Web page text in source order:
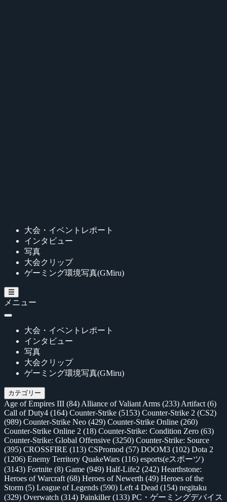
大会・イベントレポート
インタビュー
写真
大会クリップ
ゲーミング環境写真(GMiru)
メニュー
大会・イベントレポート
インタビュー
写真
大会クリップ
ゲーミング環境写真(GMiru)
カテゴリー
Age of Empires III (84) Alliance of Valiant Arms (233) Artifact (6)
Call of Duty4 (164) Counter-Strike (5153) Counter-Strike 2 (CS2)
(989) Counter-Strike Neo (429) Counter-Strike Online (260)
Counter-Strike Online 2 (18) Counter-Strike: Condition Zero (63)
Counter-Strike: Global Offensive (3250) Counter-Strike: Source
(395) CROSSFIRE (113) CSPromod (57) DOOM3 (102) Dota 2
(1206) Enemy Territory QuakeWars (116) esports(eスポーツ)
(3143) Fortnite (8) Game (949) Half-Life2 (242) Hearthstone:
Heroes of Warcraft (68) Heroes of Newerth (49) Heroes of the
Storm (5) League of Legends (590) Left 4 Dead (154) negitaku
(329) Overwatch (314) Painkiller(133) PC・ゲーミングデバイス